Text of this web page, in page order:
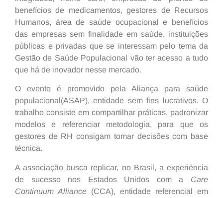
benefícios de medicamentos, gestores de Recursos
Humanos, área de saúde ocupacional e benefícios
das empresas sem finalidade em saúde, instituições
públicas e privadas que se interessam pelo tema da
Gestão de Saúde Populacional vão ter acesso a tudo
que há de inovador nesse mercado.
O evento é promovido pela Aliança para saúde
populacional(ASAP), entidade sem fins lucrativos. O
trabalho consiste em compartilhar práticas, padronizar
modelos e referenciar metodologia, para que os
gestores de RH consigam tomar decisões com base
técnica.
A associação busca replicar, no Brasil, a experiência
de sucesso nos Estados Unidos com a Care
Continuum Alliance (CCA), entidade referencial em